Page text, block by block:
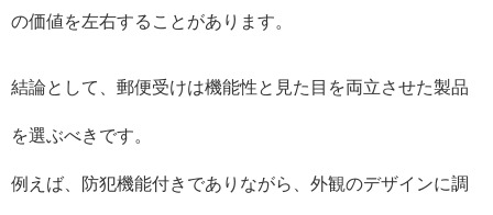
の価値を左右することがあります。
結論として、郵便受けは機能性と見た目を両立させた製品
を選ぶべきです。
例えば、防犯機能付きでありながら、外観のデザインに調